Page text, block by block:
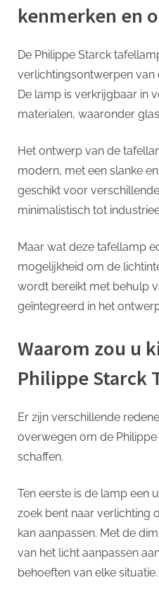
kenmerken en
De Philippe Starck
verlichtingsontwerpen van
De lamp is verkrijgbaar in
materialen, waaronder
Het ontwerp van de
modern, met een slanke
geschikt voor
minimalistisch tot
Maar wat deze tafellamp
mogelijkheid om de
wordt bereikt met behulp
geïntegreerd in het
Waarom zou u
Philippe Starck
Er zijn verschillende
overwegen om de
schaffen.
Ten eerste is de lamp een
zoek bent naar verlichting
kan aanpassen. Met de
van het licht aanpassen
behoeften van elke situatie.